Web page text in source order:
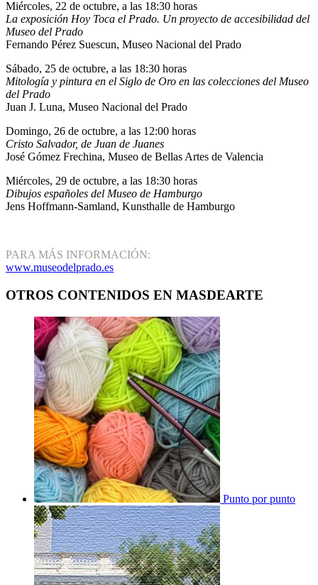
Miércoles, 22 de octubre, a las 18:30 horas
La exposición Hoy Toca el Prado. Un proyecto de accesibilidad del
Museo del Prado
Fernando Pérez Suescun, Museo Nacional del Prado
Sábado, 25 de octubre, a las 18:30 horas
Mitología y pintura en el Siglo de Oro en las colecciones del Museo
del Prado
Juan J. Luna, Museo Nacional del Prado
Domingo, 26 de octubre, a las 12:00 horas
Cristo Salvador, de Juan de Juanes
José Gómez Frechina, Museo de Bellas Artes de Valencia
Miércoles, 29 de octubre, a las 18:30 horas
Dibujos españoles del Museo de Hamburgo
Jens Hoffmann-Samland, Kunsthalle de Hamburgo
PARA MÁS INFORMACIÓN:
www.museodelprado.es
OTROS CONTENIDOS EN MASDEARTE
Punto por punto